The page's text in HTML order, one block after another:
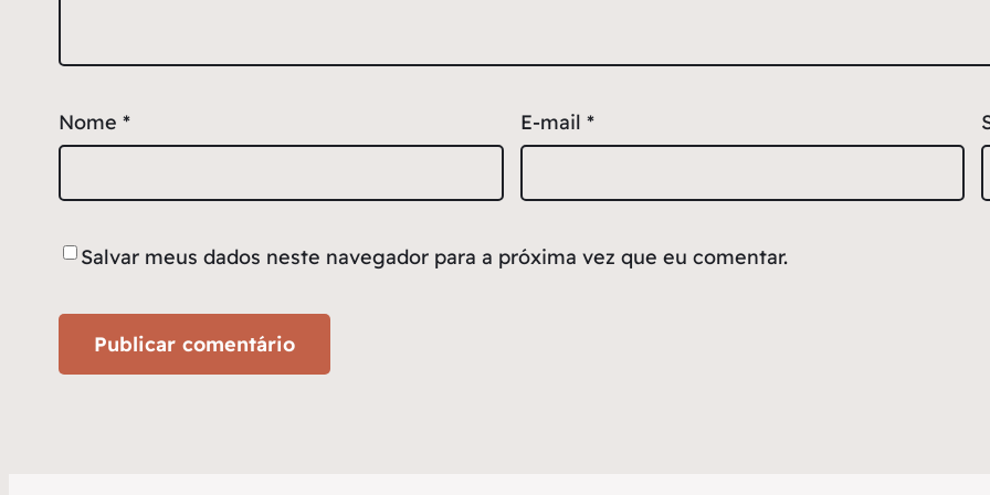
Nome * E-mail *
Salvar meus dados neste navegador para a próxima vez que eu comentar.